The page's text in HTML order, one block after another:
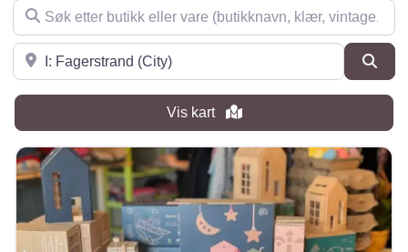
Søk etter butikk eller vare (butikknavn, klær, vintage, møbler
Søk i nærheten
Vis kart